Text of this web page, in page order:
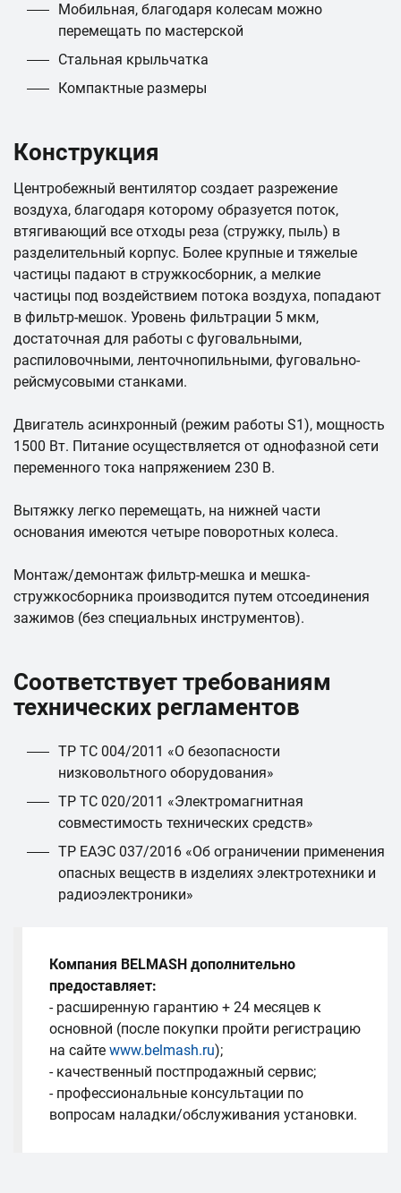
Мобильная, благодаря колесам можно
перемещать по мастерской
Стальная крыльчатка
Компактные размеры
Конструкция
Центробежный вентилятор создает разрежение
воздуха, благодаря которому образуется поток,
втягивающий все отходы реза (стружку, пыль) в
разделительный корпус. Более крупные и тяжелые
частицы падают в стружкосборник, а мелкие
частицы под воздействием потока воздуха, попадают
в фильтр-мешок. Уровень фильтрации 5 мкм,
достаточная для работы с фуговальными,
распиловочными, ленточнопильными, фуговально-
рейсмусовыми станками.
Двигатель асинхронный (режим работы S1), мощность
1500 Вт. Питание осуществляется от однофазной сети
переменного тока напряжением 230 В.
Вытяжку легко перемещать, на нижней части
основания имеются четыре поворотных колеса.
Монтаж/демонтаж фильтр-мешка и мешка-
стружкосборника производится путем отсоединения
зажимов (без специальных инструментов).
Соответствует требованиям
технических регламентов
ТР ТС 004/2011 «О безопасности
низковольтного оборудования»
ТР ТС 020/2011 «Электромагнитная
совместимость технических средств»
ТР ЕАЭС 037/2016 «Об ограничении применения
опасных веществ в изделиях электротехники и
радиоэлектроники»
Компания BELMASH дополнительно
предоставляет:
- расширенную гарантию + 24 месяцев к
основной (после покупки пройти регистрацию
на сайте www.belmash.ru);
- качественный постпродажный сервис;
- профессиональные консультации по
вопросам наладки/обслуживания установки.